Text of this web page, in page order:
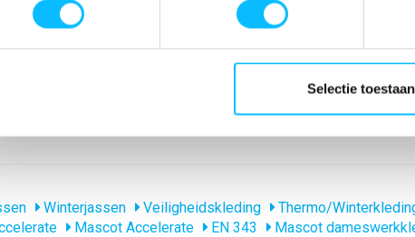
Selectie toestaan
elastisch rijgsnoer. Sluiting met rits en
met rits. Afneembare ID-
met rits. Elastisch rijgsnoer, aan de
onderaan de rug voor
versterkt met CORDURA®.
bij de pols. Met opdruk en
nl_normeringen
nl_materiaal
nl_eigenschappen
Producttype
Winterjassen Veiligheidskleding Thermo/
Mascot Accelerate EN 343 Mascot